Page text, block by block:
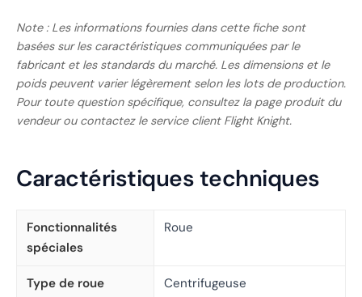
Note : Les informations fournies dans cette fiche sont
basées sur les caractéristiques communiquées par le
fabricant et les standards du marché. Les dimensions et le
poids peuvent varier légèrement selon les lots de production.
Pour toute question spécifique, consultez la page produit du
vendeur ou contactez le service client Flight Knight.
Caractéristiques techniques
Fonctionnalités
spéciales
Roue
Type de roue Centrifugeuse